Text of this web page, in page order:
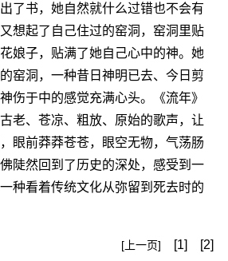
了书，她自然就什么过错也不会有
想起了自己住过的窑洞，窑洞里贴
娘子，贴满了她自己心中的神。她
窑洞，一种昔日神明已去、今日剪
伤于中的感觉充满心头。《流年》
老、苍凉、粗放、原始的歌声，让
眼前莽莽苍苍，眼空无物，气荡肠
陡然回到了历史的深处，感受到一
种看着传统文化从弥留到死去时的
[上一页] [1] [2]